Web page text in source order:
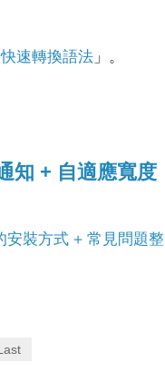
速轉換語法 」。
知 + 自適應寬度
安裝方式 + 常見問題整